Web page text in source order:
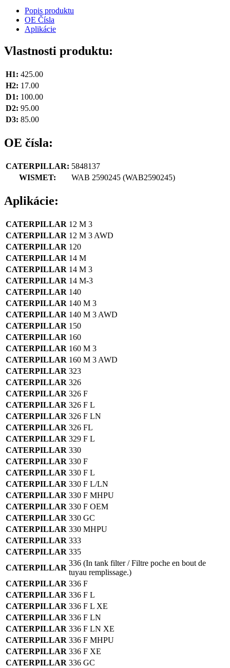
Popis produktu
OE Čísla
Aplikácie
Vlastnosti produktu:
H1: 425.00
H2: 17.00
D1: 100.00
D2: 95.00
D3: 85.00
OE čísla:
CATERPILLAR: 5848137
WISMET:
WAB 2590245 (WAB2590245)
Aplikácie:
CATERPILLAR 12 M 3
CATERPILLAR 12 M 3 AWD
CATERPILLAR 120
CATERPILLAR 14 M
CATERPILLAR 14 M 3
CATERPILLAR 14 M-3
CATERPILLAR 140
CATERPILLAR 140 M 3
CATERPILLAR 140 M 3 AWD
CATERPILLAR 150
CATERPILLAR 160
CATERPILLAR 160 M 3
CATERPILLAR 160 M 3 AWD
CATERPILLAR 323
CATERPILLAR 326
CATERPILLAR 326 F
CATERPILLAR 326 F L
CATERPILLAR 326 F LN
CATERPILLAR 326 FL
CATERPILLAR 329 F L
CATERPILLAR 330
CATERPILLAR 330 F
CATERPILLAR 330 F L
CATERPILLAR 330 F L/LN
CATERPILLAR 330 F MHPU
CATERPILLAR 330 F OEM
CATERPILLAR 330 GC
CATERPILLAR 330 MHPU
CATERPILLAR 333
CATERPILLAR 335
CATERPILLAR
336 (In tank filter / Filtre poche en bout de
tuyau remplissage.)
CATERPILLAR 336 F
CATERPILLAR 336 F L
CATERPILLAR 336 F L XE
CATERPILLAR 336 F LN
CATERPILLAR 336 F LN XE
CATERPILLAR 336 F MHPU
CATERPILLAR 336 F XE
CATERPILLAR 336 GC